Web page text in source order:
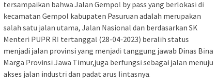
tersampaikan bahwa Jalan Gempol by pass yang berlokasi di
kecamatan Gempol kabupaten Pasuruan adalah merupakan
salah satu jalan utama, Jalan Nasional dan berdasarkan SK
Menteri PUPR RI tertanggal (28-04-2023) beralih status
menjadi jalan provinsi yang menjadi tanggung jawab Dinas Bina
Marga Provinsi Jawa Timur,juga berfungsi sebagai jalan menuju
akses jalan industri dan padat arus lintasnya.